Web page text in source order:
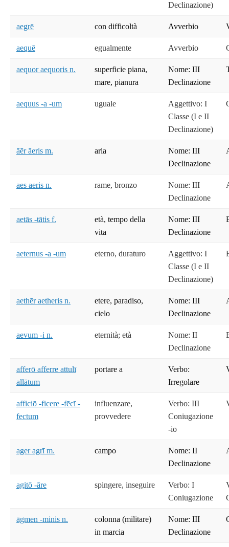
Declinazione)
aegrē con difficoltà Avverbio
aequē egualmente Avverbio
aequor aequoris n.
superficie piana,
mare, pianura
Nome: III
Declinazione
aequus -a -um uguale
Aggettivo: I
Classe (I e II
Declinazione)
āēr āeris m. aria
Nome: III
Declinazione
aes aeris n. rame, bronzo
Nome: III
Declinazione
aetās -tātis f.
età, tempo della
vita
Nome: III
Declinazione
aeternus -a -um eterno, duraturo
Aggettivo: I
Classe (I e II
Declinazione)
aethēr aetheris n.
etere, paradiso,
cielo
Nome: III
Declinazione
aevum -i n. eternità; età
Nome: II
Declinazione
afferō afferre attulī
allātum
portare a
Verbo:
Irregolare
afficiō -ficere -fēcī -
fectum
influenzare,
provvedere
Verbo: III
Coniugazione
-iō
ager agrī m. campo
Nome: II
Declinazione
agitō -āre spingere, inseguire
Verbo: I
Coniugazione
āgmen -minis n.
colonna (militare)
in marcia
Nome: III
Declinazione